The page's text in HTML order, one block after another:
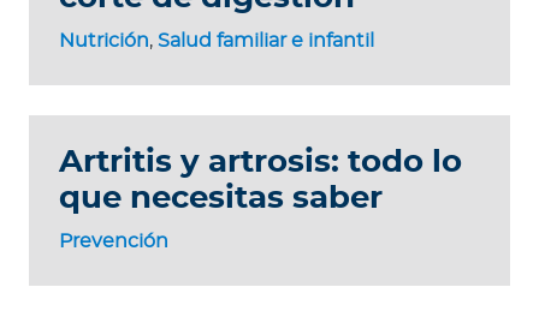
Nutrición, Salud familiar e infantil
Prevención
Artritis y artrosis: todo lo
que necesitas saber